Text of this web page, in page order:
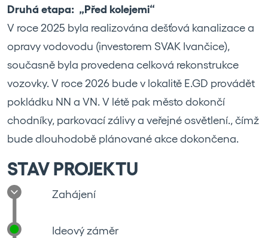
Druhá etapa: „Před kolejemi“
V roce 2025 byla realizována dešťová kanalizace a
opravy vodovodu (investorem SVAK Ivančice),
současně byla provedena celková rekonstrukce
vozovky. V roce 2026 bude v lokalitě E.GD provádět
pokládku NN a VN. V létě pak město dokončí
chodníky, parkovací zálivy a veřejné osvětlení., čímž
bude dlouhodobě plánované akce dokončena.
STAV PROJEKTU
Zahájení
Ideový záměr